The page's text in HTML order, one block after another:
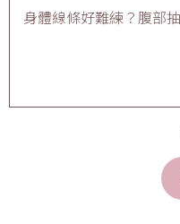
身體線條好難練？腹部